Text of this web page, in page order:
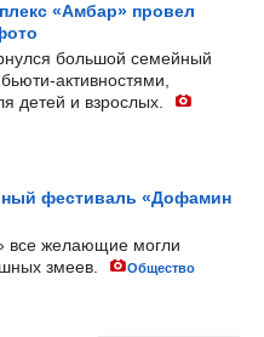
«Амбар» провел
большой семейный
активностями,
детей и взрослых.
фестиваль «Дофамин
все желающие могли
змеев.
Общество